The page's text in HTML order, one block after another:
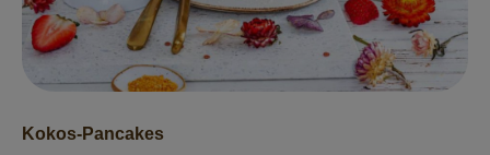
Kokos-Pancakes